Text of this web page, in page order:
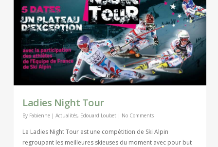
Ladies Night Tour
By Fabienne | Actualités, Edouard Loubet | No Comments
Le Ladies Night Tour est une compétition de Ski Alpin
regroupant les meilleures skieuses du moment avec pour but